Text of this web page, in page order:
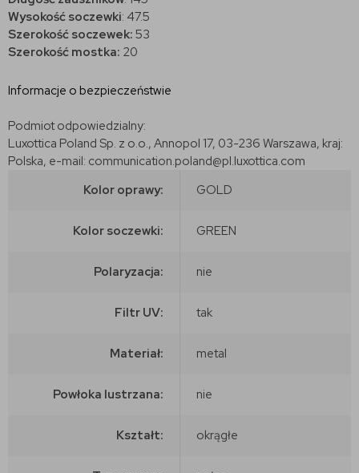
Wysokość soczewki: 47.5
Szerokość soczewek: 53
Szerokość mostka: 20
Informacje o bezpieczeństwie
Podmiot odpowiedzialny:
Luxottica Poland Sp. z o.o., Annopol 17, 03-236 Warszawa, kraj:
Polska, e-mail: communication.poland@pl.luxottica.com
Kolor oprawy:
GOLD
Kolor soczewki: GREEN
Polaryzacja: nie
Filtr UV: tak
Materiał: metal
Powłoka lustrzana: nie
Kształt: okrągłe